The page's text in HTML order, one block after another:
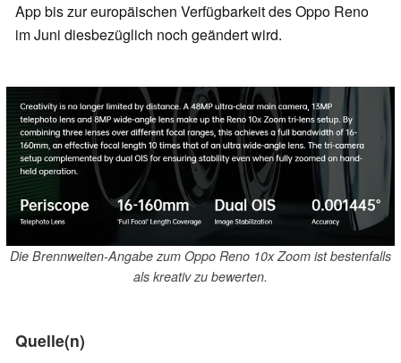
App bis zur europäischen Verfügbarkeit des Oppo Reno
im Juni diesbezüglich noch geändert wird.
Die Brennweiten-Angabe zum Oppo Reno 10x Zoom ist bestenfalls
als kreativ zu bewerten.
Quelle(n)